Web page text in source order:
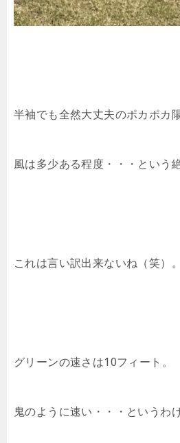
半袖でも全然大丈夫のポカポカ
風は多少ある程度・・・という
これは言い訳出来ないね（笑）。
グリーンの速さは10フィート。
鬼のように速い・・・というわ